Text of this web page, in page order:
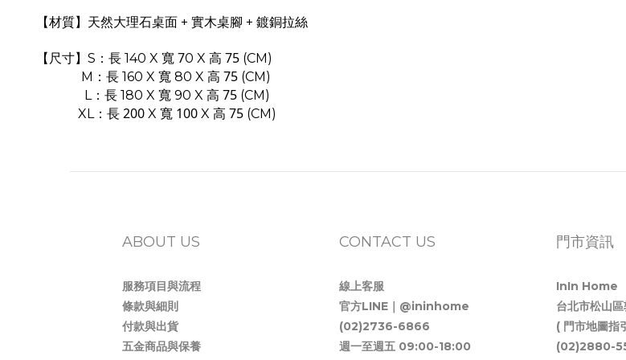
【材質】 天然大理石桌面 + 實木桌腳 + 鍍銅拉絲
【 尺寸】 S： 長 140 X 寬 70 X 高 75 (CM)
M： 長 160 X 寬 80 X 高 75 (CM)
L： 長 180 X 寬 90 X 高 75 (CM)
XL： 長 200 X 寬 100 X 高 75 (CM)
ABOUT US
服務項目與流程
條款與細則
付款與出貨
五金商品與保養
CONTACT US
線上客服
官方LINE｜@ininhome
(02)2736-6866
週一至週五 09:00-18:00
門市資訊
InIn Home
台北市松山
( 門市地圖指
(02)2880-